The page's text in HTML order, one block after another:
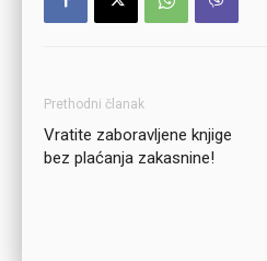
Prethodni članak
Vratite zaboravljene knjige
bez plaćanja zakasnine!